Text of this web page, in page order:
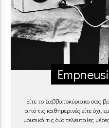
Είτε το Σαββατοκύριακο σας
από τις καθημερινές είτε όχι,
μουσικά τις δύο τελευταίες